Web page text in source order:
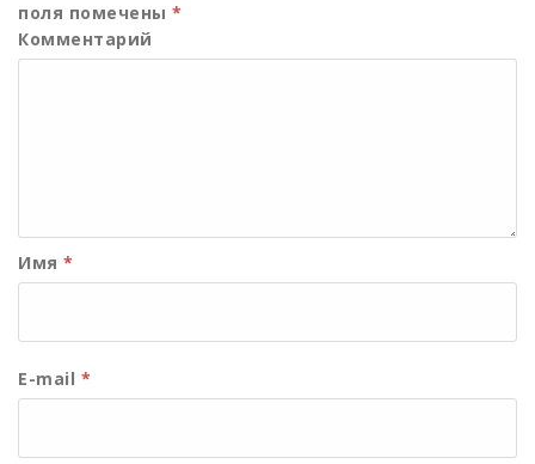
поля помечены *
Комментарий
Имя *
E-mail *